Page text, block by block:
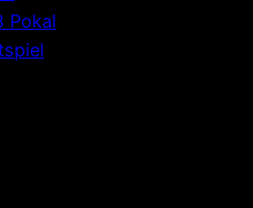
Pokal